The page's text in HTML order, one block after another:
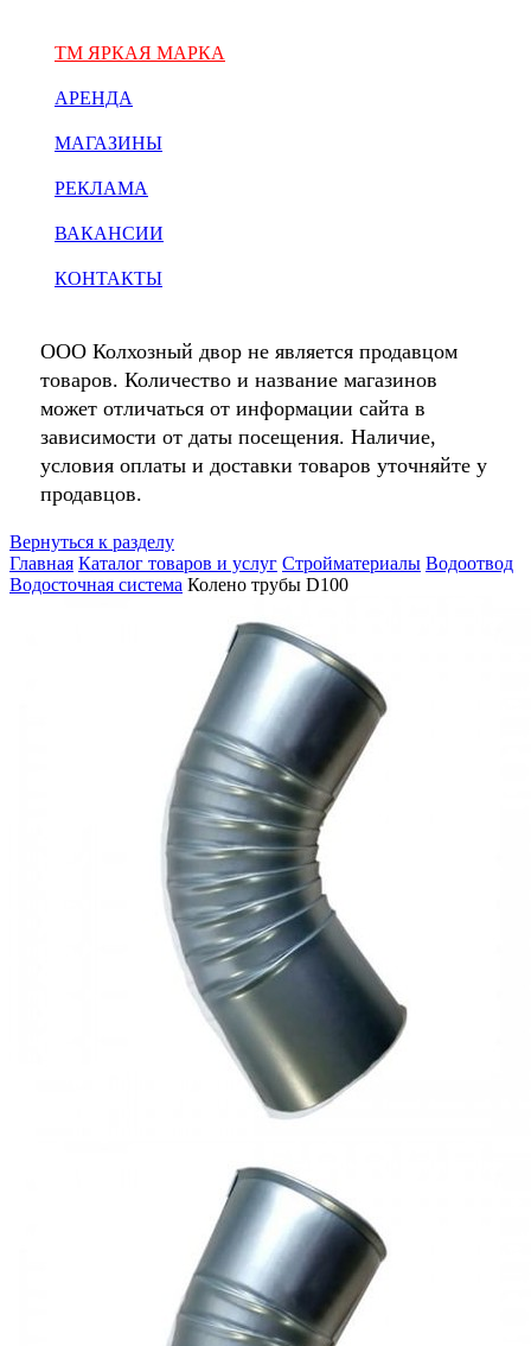
ТМ ЯРКАЯ МАРКА
АРЕНДА
МАГАЗИНЫ
РЕКЛАМА
ВАКАНСИИ
КОНТАКТЫ
ООО Колхозный двор не является продавцом
товаров. Количество и название магазинов
может отличаться от информации сайта в
зависимости от даты посещения. Наличие,
условия оплаты и доставки товаров уточняйте у
продавцов.
Вернуться к разделу
Главная Каталог товаров и услуг Стройматериалы Водоотвод
Водосточная система Колено трубы D100